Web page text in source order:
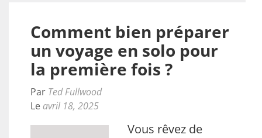
Comment bien préparer
un voyage en solo pour
la première fois ?
Par Ted Fullwood
Le avril 18, 2025
Vous rêvez de